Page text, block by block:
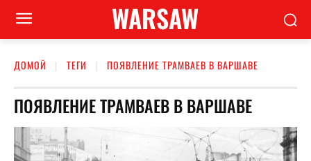
WARSAW
ДОМОЙ ТЕГИ ПОЯВЛЕНИЕ ТРАМВАЕВ В ВАРШАВЕ
ПОЯВЛЕНИЕ ТРАМВАЕВ В ВАРШАВЕ